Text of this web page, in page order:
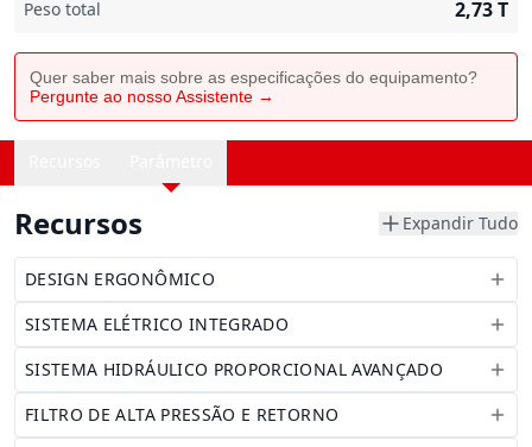
Peso total 2,73T
Quer saber mais sobre as especificações do equipamento?
Pergunte ao nosso Assistente →
Recursos Expandir Tudo
DESIGN ERGONÔMICO
SISTEMA ELÉTRICO INTEGRADO
SISTEMA HIDRÁULICO PROPORCIONAL AVANÇADO
FILTRO DE ALTA PRESSÃO E RETORNO